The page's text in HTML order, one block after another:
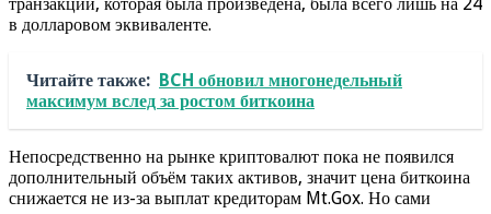
в долларовом эквиваленте.
Читайте также: BCH обновил многонедельный
максимум вслед за ростом биткоина
Непосредственно на рынке криптовалют пока не появился
дополнительный объём таких активов, значит цена биткоина
снижается не из-за выплат кредиторам Mt.Gox. Но сами